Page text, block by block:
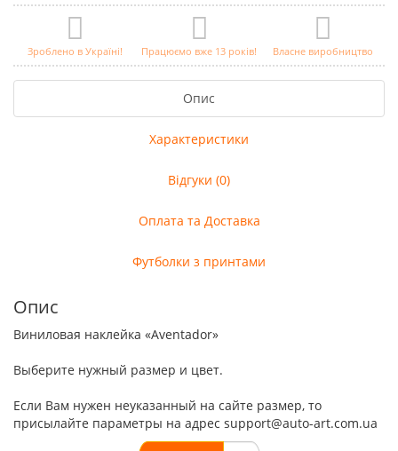
Зроблено в Україні! Працюємо вже 13 років! Власне виробництво
Опис
Характеристики
Відгуки (0)
Оплата та Доставка
Футболки з принтами
Опис
Виниловая наклейка «Aventador»
Выберите нужный размер и цвет.
Если Вам нужен неуказанный на сайте размер, то
присылайте параметры на адрес support@auto-art.com.ua